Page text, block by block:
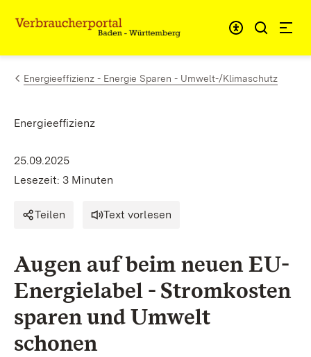
Zum Inhalt springen
Link zur Startseite
Energieeffizienz - Energie Sparen - Umwelt-/Klimaschutz
Energieeffizienz
25.09.2025
Lesezeit: 3 Minuten
Teilen Text vorlesen
Augen auf beim neuen EU-
Energielabel - Stromkosten
sparen und Umwelt
schonen